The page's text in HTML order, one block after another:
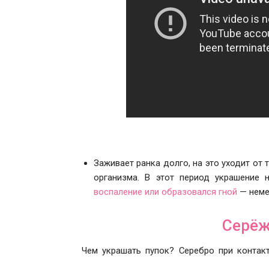
Заживает ранка долго, на это уходит
организма. В этот период
воспаление или образовался гной —
Чем украшать пупок? Серебро при